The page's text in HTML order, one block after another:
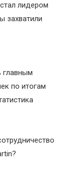
лидером
захватили
главным
по итогам